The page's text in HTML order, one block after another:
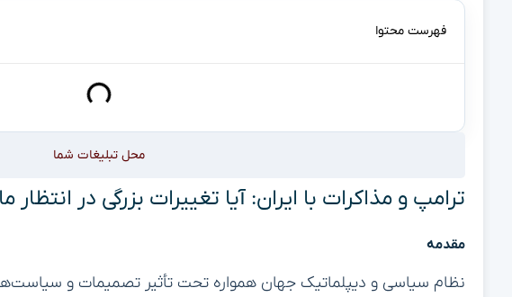
فهرست محتوا
محل تبلیغات شما
ترامپ و مذاکرات با ایران: آیا تغییرات بزرگی در
مقدمه
نظام سیاسی و دیپلماتیک جهان همواره تحت تأثیر تصمیمات و